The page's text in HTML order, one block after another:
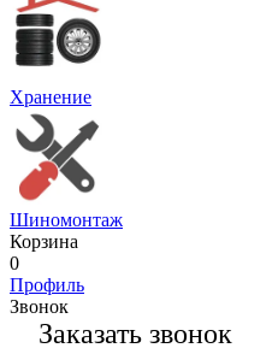
Хранение
Шиномонтаж
Корзина
0
Профиль
Звонок
Заказать звонок